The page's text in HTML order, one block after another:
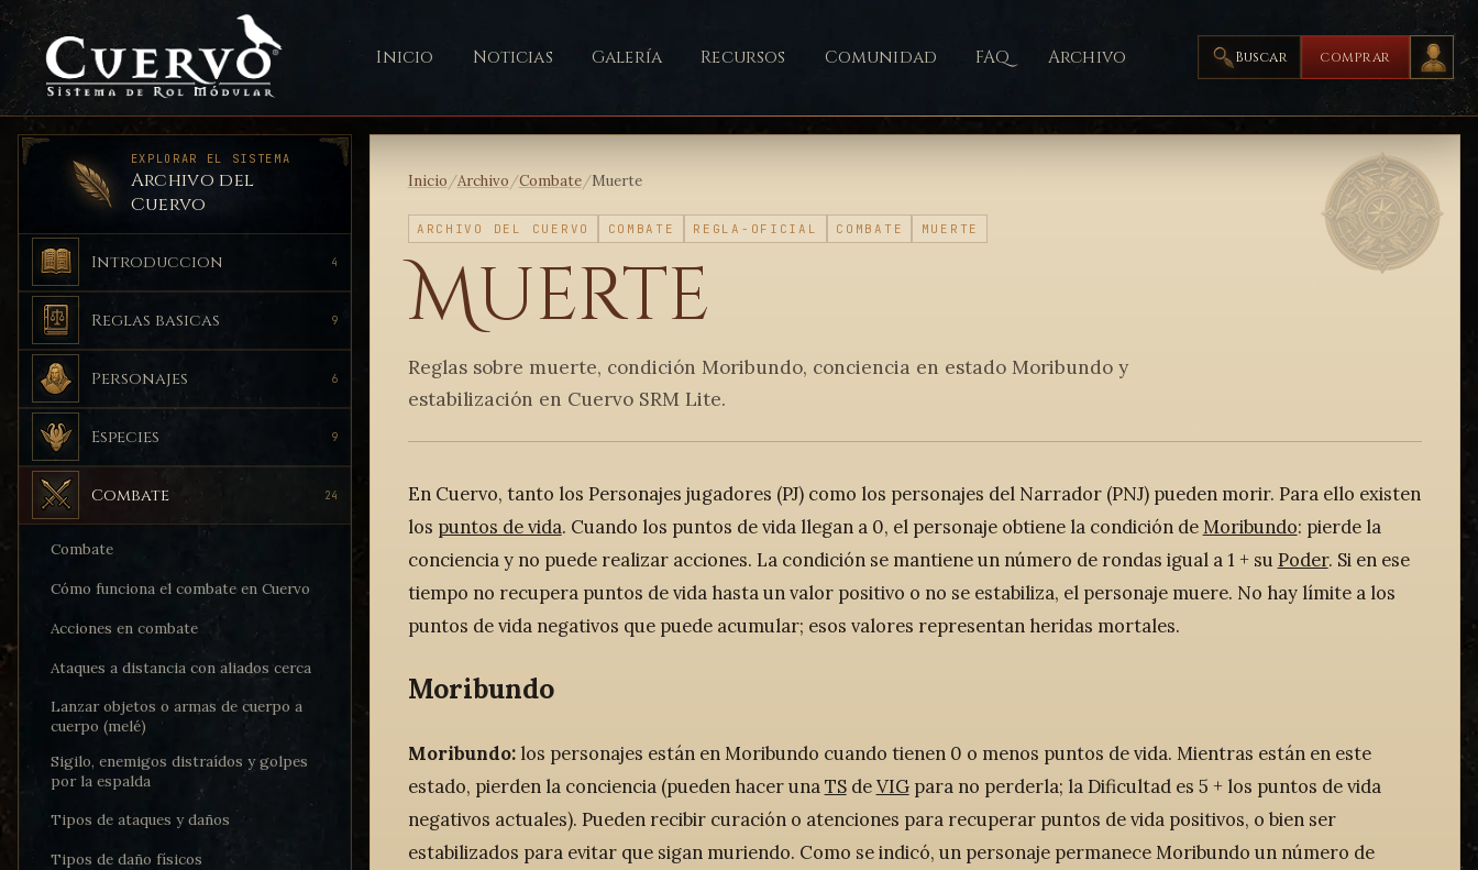
Inicio Noticias Galería Recursos Comunidad FAQ Archivo Buscar COMPRAR
EXPLORAR EL SISTEMA
Archivo del
Cuervo
Introduccion 4
Reglas basicas 9
Personajes 6
Especies 9
Combate 24
Combate
Cómo funciona el combate en Cuervo
Acciones en combate
Ataques a distancia con aliados cerca
Lanzar objetos o armas de cuerpo a
cuerpo (melé)
Sigilo, enemigos distraídos y golpes
por la espalda
Tipos de ataques y daños
Tipos de daño físicos
Inicio/Archivo/Combate/Muerte
ARCHIVO DEL CUERVO COMBATE REGLA-OFICIAL COMBATE MUERTE
Muerte
Reglas sobre muerte, condición Moribundo, conciencia en estado Moribundo y
estabilización en Cuervo SRM Lite.
En Cuervo, tanto los Personajes jugadores (PJ) como los personajes del Narrador (PNJ) pueden morir. Para ello existen
los puntos de vida. Cuando los puntos de vida llegan a 0, el personaje obtiene la condición deMoribundo: pierde la
conciencia y no puede realizar acciones. La condición se mantiene un número de rondas igual a 1 + su Poder. Si en ese
tiempo no recupera puntos de vida hasta un valor positivo o no se estabiliza, el personaje muere. No hay límite a los
puntos de vida negativos que puede acumular; esos valores representan heridas mortales.
Moribundo
Moribundo:los personajes están en Moribundo cuando tienen 0 o menos puntos de vida. Mientras están en este
estado, pierden la conciencia (pueden hacer unaTSdeVIGpara no perderla; la Dificultad es 5 + los puntos de vida
negativos actuales). Pueden recibir curación o atenciones para recuperar puntos de vida positivos, o bien ser
estabilizados para evitar que sigan muriendo. Como se indicó, un personaje permanece Moribundo un número de